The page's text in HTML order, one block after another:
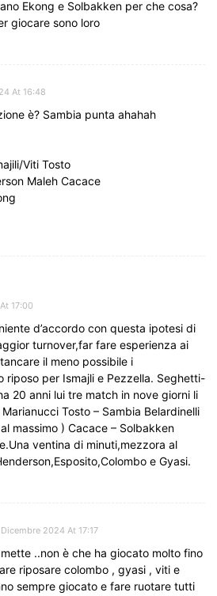
Ekong e Solbakken per che cosa?
giocare sono loro
At 16:48
è? Sambia punta ahahah
Viti Tosto
Maleh Cacace
17:00
d’accordo con questa ipotesi di
turnover,far fare esperienza ai
il meno possibile i
riposo per Ismajli e Pezzella. Seghetti-
20 anni lui tre match in nove giorni li
Tosto – Sambia Belardinelli
al massimo ) Cacace – Solbakken
ventina di minuti,mezzora al
e Gyasi.
2024 At 17:17
..non è che ha giocato molto fino
riposare colombo , gyasi , viti e
sempre giocato e fare ruotare tutti